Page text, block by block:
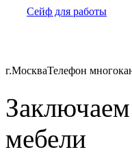
Сейф для работы
г.МоскваТелефон
мебели